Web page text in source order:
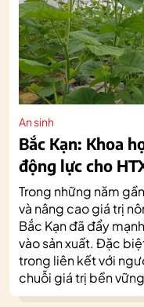
An sinh
Bắc Kạn: Khoa
động lực cho
Trong những năm
và nâng cao giá trị
Bắc Kạn đã đẩy
vào sản xuất. Đặc
trong liên kết với
chuỗi giá trị bền